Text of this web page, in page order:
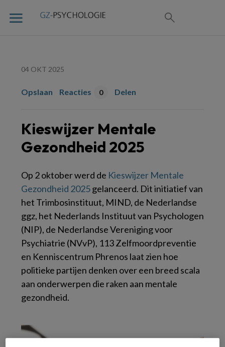
04 OKT 2025
Opslaan Reacties 0 Delen
Kieswijzer Mentale
Gezondheid 2025
Op 2 oktober werd de Kieswijzer Mentale
Gezondheid 2025gelanceerd. Dit initiatief van
het Trimbosinstituut, MIND, de Nederlandse
ggz, het Nederlands Instituut van Psychologen
(NIP), de Nederlandse Vereniging voor
Psychiatrie (NVvP), 113 Zelfmoordpreventie
en Kenniscentrum Phrenos laat zien hoe
politieke partijen denken over een breed scala
aan onderwerpen die raken aan mentale
gezondheid.